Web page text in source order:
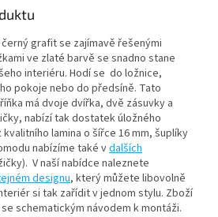
grafit se zajímavě řešenými
ve zlaté barvě se snadno stane
interiéru. Hodí se do ložnice,
pokoje nebo do předsíně. Tato
má dvoje dvířka, dvě zásuvky a
nabízí tak dostatek úložného
lamina o šířce 16 mm, šuplíky
nabízíme také vdalších
V naší nabídce naleznete
designu, který můžete libovolně
si tak zařídit v jednom stylu. Zboží
schematickým návodem k montáži.